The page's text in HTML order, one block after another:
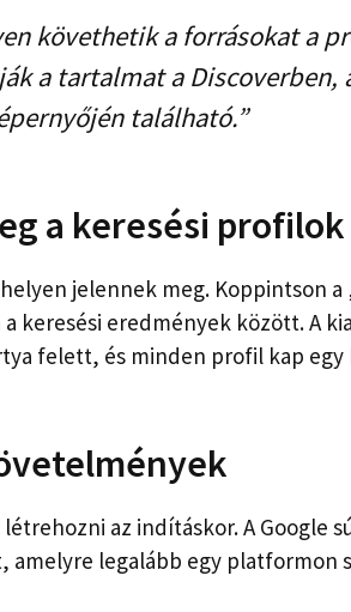
követhetik a forrásokat a
a tartalmat a Discoverben,
található.”
a keresési profilok
jelennek meg. Koppintson
keresési eredmények között. A
felett, és minden profil kap
az indításkor. A Google
amelyre legalább egy platformon